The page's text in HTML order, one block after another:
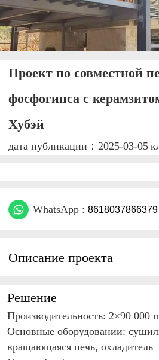
Проект по совместной
фосфогипса с
Хубэй
дата публикации：2025-03-05
WhatsApp : 8618037866379
Описание проекта
Решение
Производительность: 2×90 000
Основные оборудовании:
вращающаяся печь, охладитель